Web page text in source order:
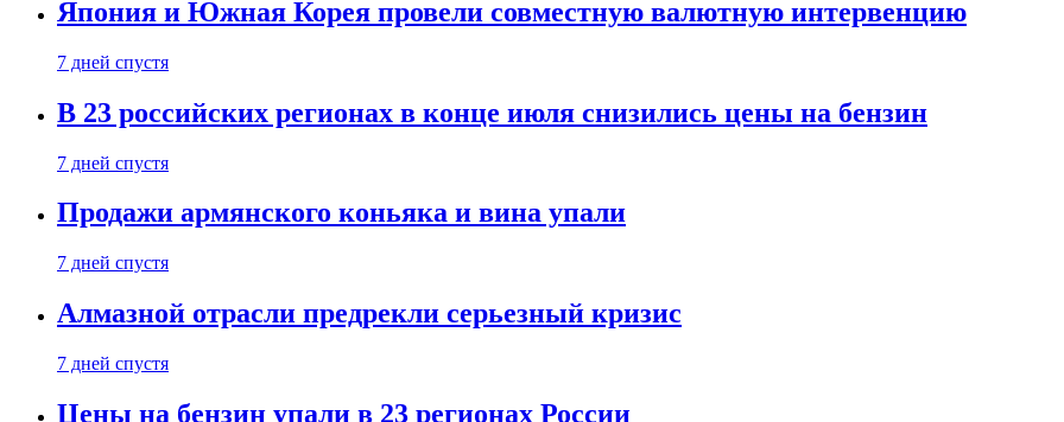
Япония и Южная Корея провели совместную валютную интервенцию
7 дней спустя
В 23 российских регионах в конце июля снизились цены на бензин
7 дней спустя
Продажи армянского коньяка и вина упали
7 дней спустя
Алмазной отрасли предрекли серьезный кризис
7 дней спустя
Цены на бензин упали в 23 регионах России